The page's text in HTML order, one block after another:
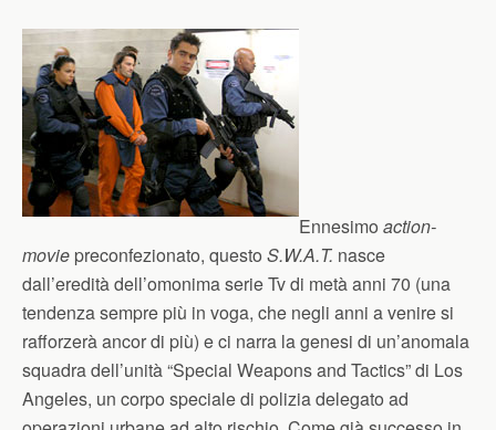
Ennesimo action-
movie preconfezionato, questo S.W.A.T. nasce
dall’eredità dell’omonima serie Tv di metà anni 70 (una
tendenza sempre più in voga, che negli anni a venire si
rafforzerà ancor di più) e ci narra la genesi di un’anomala
squadra dell’unità “Special Weapons and Tactics” di Los
Angeles, un corpo speciale di polizia delegato ad